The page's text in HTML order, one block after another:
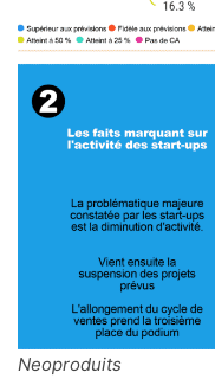
Neoproduits